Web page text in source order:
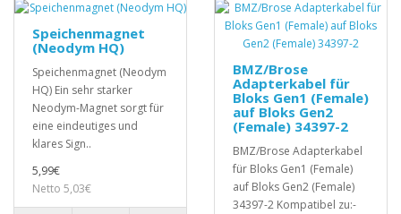
Speichenmagnet
(Neodym HQ)
Speichenmagnet (Neodym
HQ) Ein sehr starker
Neodym-Magnet sorgt für
eine eindeutiges und
klares Sign..
5,99€
Netto 5,03€
BMZ/Brose
Adapterkabel für
Bloks Gen1 (Female)
auf Bloks Gen2
(Female) 34397-2
BMZ/Brose Adapterkabel
für Bloks Gen1 (Female)
auf Bloks Gen2 (Female)
34397-2 Kompatibel zu:-